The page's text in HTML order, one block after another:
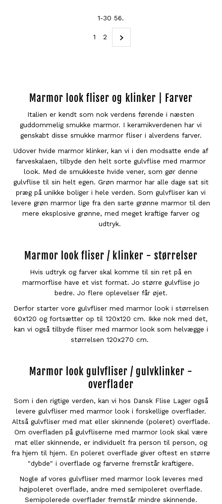
1-30 56.
1 2
Marmor look fliser og klinker | Farver
Italien er kendt som nok verdens førende i næsten
guddommelig smukke marmor. I keramikverdenen har vi
genskabt disse smukke marmor fliser i alverdens farver.
Udover hvide marmor klinker, kan vi i den modsatte ende af
farveskalaen, tilbyde den helt sorte gulvflise med marmor
look. Med de smukkeste hvide vener, som gør denne
gulvflise til sin helt egen. Grøn marmor har alle dage sat sit
præg på unikke boliger i hele verden. Som gulvfliser kan vi
levere grøn marmor lige fra den sarte grønne marmor til den
mere eksplosive grønne, med meget kraftige farver og
udtryk.
Marmor look fliser / klinker - størrelser
Hvis udtryk og farver skal komme til sin ret på en
marmorflise have et vist format. Jo større gulvflise jo
bedre. Jo flere oplevelser får øjet.
Derfor starter vore gulvfliser med marmor look i størrelsen
60x120 og fortsætter op til 120x120 cm. Ikke nok med det,
kan vi også tilbyde fliser med marmor look som helvægge i
størrelsen 120x270 cm.
Marmor look gulvfliser / gulvklinker -
overflader
Som i den rigtige verden, kan vi hos Dansk Flise Lager også
levere gulvfliser med marmor look i forskellige overflader.
Altså gulvfliser med mat eller skinnende (poleret) overflade.
Om overfladen på gulvfliserne med marmor look skal være
mat eller skinnende, er individuelt fra person til person, og
fra hjem til hjem. En poleret overflade giver oftest en større
"dybde" i overflade og farverne fremstår kraftigere.
Nogle af vores gulvfliser med marmor look leveres med
højpoleret overflade, andre med semipoleret overflade.
Semipolerede overflader fremstår mindre skinnende.